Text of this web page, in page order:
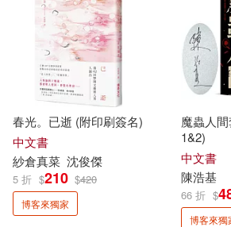
卡米兒（Camiel）(2)
原田比香(2) 古賀史健(2)
台灣同志諮詢熱線協會(2)
台灣角川編輯部(2)
吉田修一(2) 吳宜蓉(2)
星出版(2) 有鹿文化(2)
東美出版事業有限公司(2)
橡實文化(2) 海鷹文化(2)
潮浪文化(2) 燈籠出版(2)
春光。已逝 (附印刷簽名)
中文書
紗倉真菜 沈俊傑
5 折 $210 $420
博客來獨家
魔蟲人
1&2)
中文書
陳浩基
66 折 $
博客來獨